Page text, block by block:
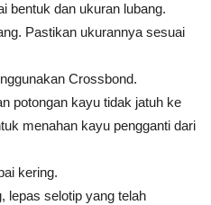
bentuk dan ukuran lubang.
Pastikan ukurannya sesuai
Crossbond.
potongan kayu tidak jatuh ke
menahan kayu pengganti dari
kering.
lepas selotip yang telah